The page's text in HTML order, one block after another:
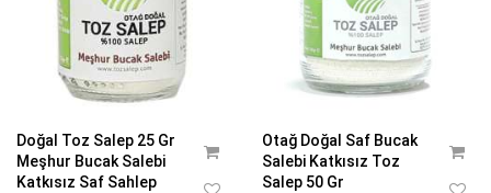
Doğal Toz Salep 25 Gr
Meşhur Bucak Salebi
Katkısız Saf Sahlep
Otağ Doğal Saf Bucak
Salebi Katkısız Toz
Salep 50 Gr